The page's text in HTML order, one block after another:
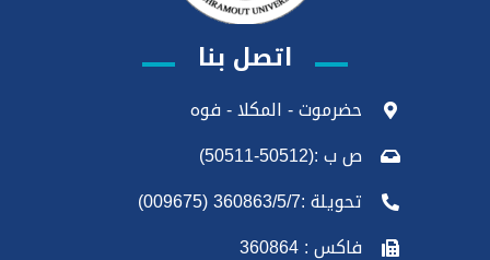
اتصل بنا
حضرموت - المكلا - فوه
ص ب :(50512-50511)
تحويلة :360863/5/7 (009675)
فاكس : 360864